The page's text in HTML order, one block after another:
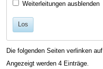
Weiterleitungen ausblenden
Los
Die folgenden Seiten verlinken auf
Angezeigt werden 4 Einträge.